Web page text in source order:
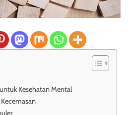
Kesehatan Mental